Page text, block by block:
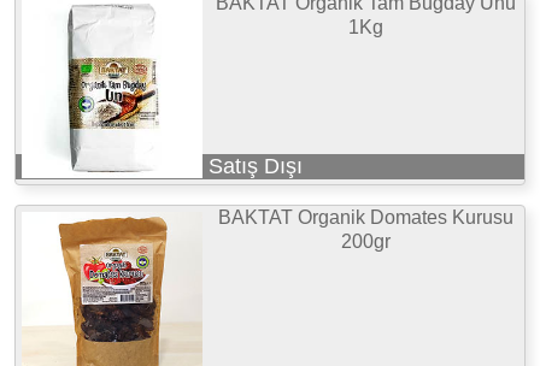
1Kg
Satış Dışı
BAKTAT Organik Domates Kurusu
200gr